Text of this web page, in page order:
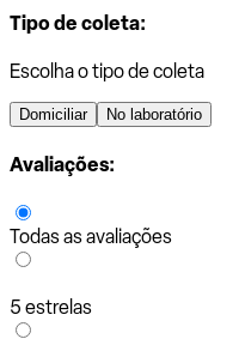
Tipo de coleta:
Escolha o tipo de coleta
Domiciliar No laboratório
Avaliações:
Todas as avaliações
5 estrelas